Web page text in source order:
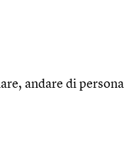
andare di persona